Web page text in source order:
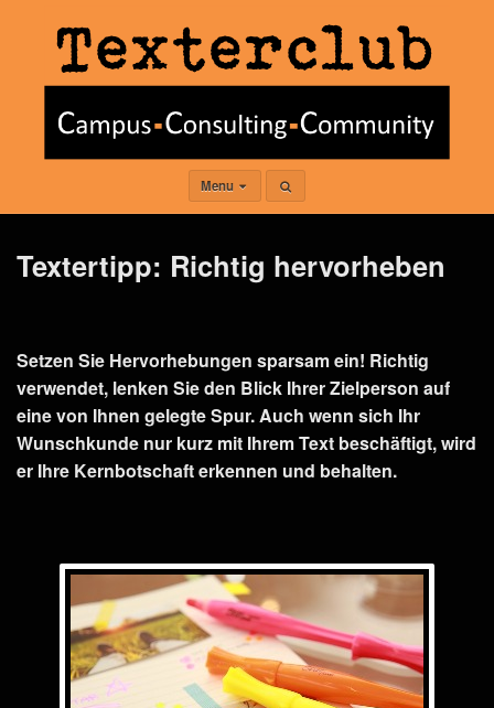
Menu
Textertipp: Richtig hervorheben
Setzen Sie Hervorhebungen sparsam ein! Richtig
verwendet, lenken Sie den Blick Ihrer Zielperson auf
eine von Ihnen gelegte Spur. Auch wenn sich Ihr
Wunschkunde nur kurz mit Ihrem Text beschäftigt, wird
er Ihre Kernbotschaft erkennen und behalten.